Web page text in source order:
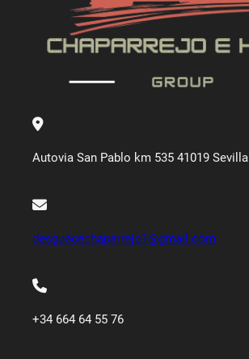
Autovia San Pablo km 535 41019 Sevilla
desguacechaparrejo1@gmail.com
+34 664 64 55 76